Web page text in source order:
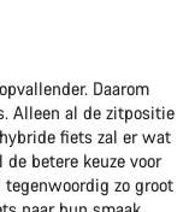
Daarom
Alleen al de zitpositie
fiets zal er wat
betere keuze voor
zo groot